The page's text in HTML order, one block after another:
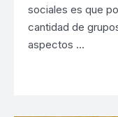
sociales es que
cantidad de
aspectos …